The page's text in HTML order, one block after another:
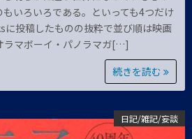
いろいろである。といっても4つだけ
投稿したものの抜粋で並び順は映画
ラマボーイ・パノラマガ[…]
続きを読む
日記/雑記/妄談